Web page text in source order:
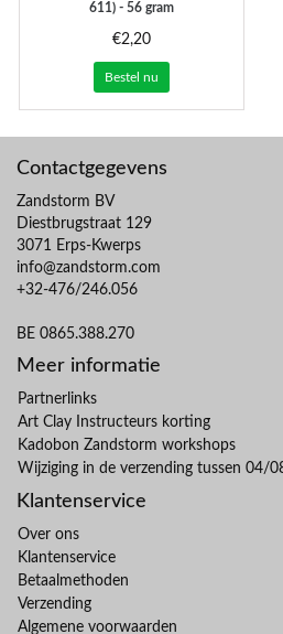
611) - 56 gram
€2,20
Bestel nu
Contactgegevens
Zandstorm BV
Diestbrugstraat 129
3071 Erps-Kwerps
info@zandstorm.com
+32-476/246.056
BE 0865.388.270
Meer informatie
Partnerlinks
Art Clay Instructeurs korting
Kadobon Zandstorm workshops
Wijziging in de verzending tussen 04/
Klantenservice
Over ons
Klantenservice
Betaalmethoden
Verzending
Algemene voorwaarden